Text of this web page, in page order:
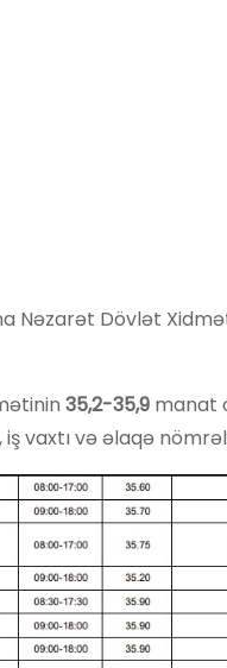
Nəzarət Dövlət
35,2-35,9 manat
vaxtı və əlaqə